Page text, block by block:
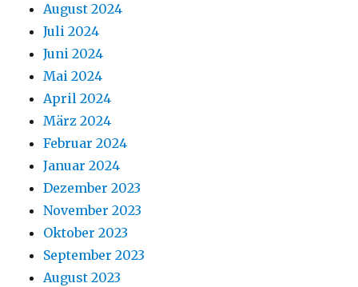
August 2024
Juli 2024
Juni 2024
Mai 2024
April 2024
März 2024
Februar 2024
Januar 2024
Dezember 2023
November 2023
Oktober 2023
September 2023
August 2023